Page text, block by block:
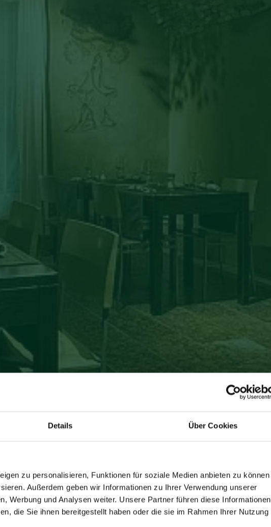
Details Über Cookies
zu personalisieren, Funktionen für soziale Medien anbieten zu können
Außerdem geben wir Informationen zu Ihrer Verwendung unserer
Werbung und Analysen weiter. Unsere Partner führen diese Informationen
die Sie ihnen bereitgestellt haben oder die sie im Rahmen Ihrer Nutzung
DI MEZZOCORONA WEGEN
GESCHLOSSEN
von Monte di Mezzocorona ist wegen